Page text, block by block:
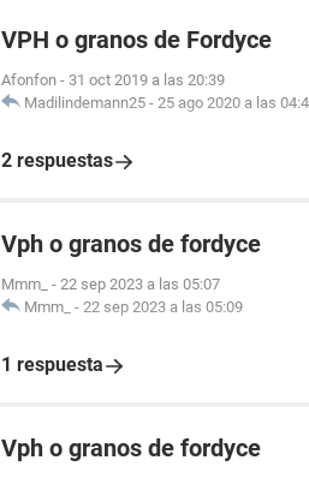
VPH o granos de Fordyce
Afonfon - 31 oct 2019 a las 20:39
Madilindemann25 - 25 ago 2020 a las
2 respuestas
Vph o granos de fordyce
Mmm_ - 22 sep 2023 a las 05:07
Mmm_ - 22 sep 2023 a las 05:09
1 respuesta
Vph o granos de fordyce